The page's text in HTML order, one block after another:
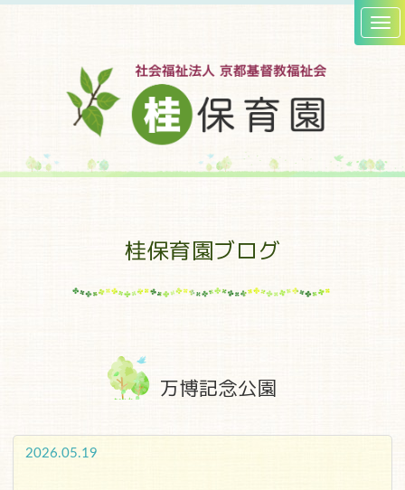
桂保育園ブログ
万博記念公園
2026.05.19